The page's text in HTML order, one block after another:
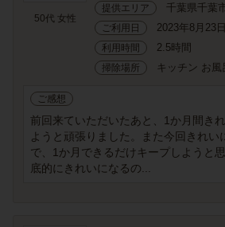
50代 女性
提供エリア 千葉県千葉
ご利用日 2023年8月23
利用時間 2.5時間
掃除場所 キッチン お
ご感想
前回来ていただいたあと、1か月間き
ようと頑張りました。また今回きれい
で、1か月できるだけキープしようと
底的にきれいになるの...